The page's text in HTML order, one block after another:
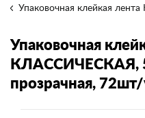
Упаковочная клейкая
Упаковочная
КЛАССИЧЕСКАЯ ,
прозрачная,